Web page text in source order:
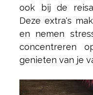
ook bij de
Deze extra's
en nemen
concentreren
genieten van je